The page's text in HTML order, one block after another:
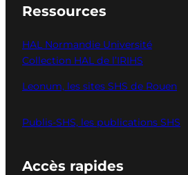
Ressources
HAL Normandie Université
Collection HAL de l’IRIHS
Leonum, les sites SHS de Rouen
Publis-SHS, les publications SHS
Accès rapides